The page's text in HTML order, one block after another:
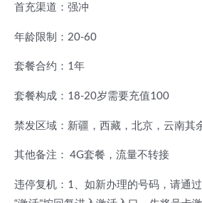
首充渠道：强冲
年龄限制：20-60
套餐合约：1年
套餐构成：18-20岁需要充值100
禁发区域：新疆，西藏，北京，云南其
其他备注： 4G套餐，流量不转接
违停复机：1、如新办理的号码，请通